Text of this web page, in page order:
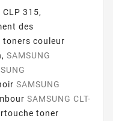
315,
des
toners couleur
SAMSUNG
SAMSUNG
SAMSUNG CLT-
toner